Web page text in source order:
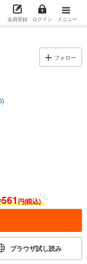
会員登録 ログイン メニュー
フォロー
561円(税込)
ブラウザ試し読み